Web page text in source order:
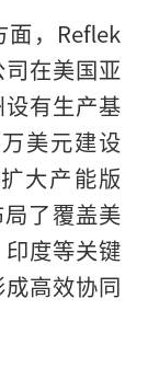
面，Reflek
在美国亚
有生产基
美元建设
大产能版
了覆盖美
度等关键
高效协同